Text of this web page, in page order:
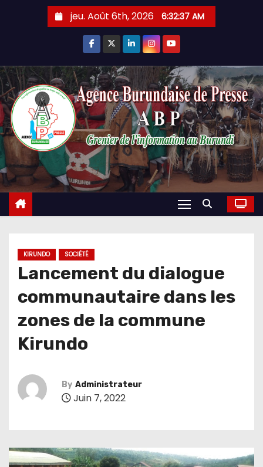
jeu. Août 6th, 2026 6:32:38 AM
KIRUNDO SOCIÉTÉ
Lancement du dialogue
communautaire dans les
zones de la commune
Kirundo
By Administrateur
Juin 7, 2022